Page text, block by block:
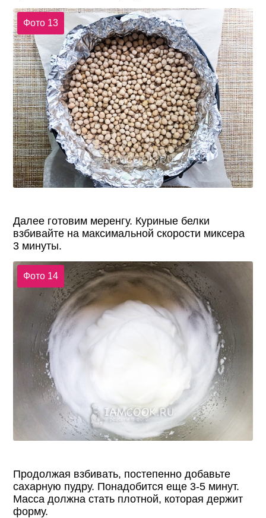
Фото 13
Далее готовим меренгу. Куриные белки
взбивайте на максимальной скорости миксера
3 минуты.
Фото 14
Продолжая взбивать, постепенно добавьте
сахарную пудру. Понадобится еще 3-5 минут.
Масса должна стать плотной, которая держит
форму.